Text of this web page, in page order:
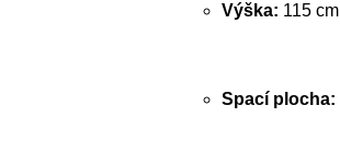
Výška: 115 cm
Spací plocha: